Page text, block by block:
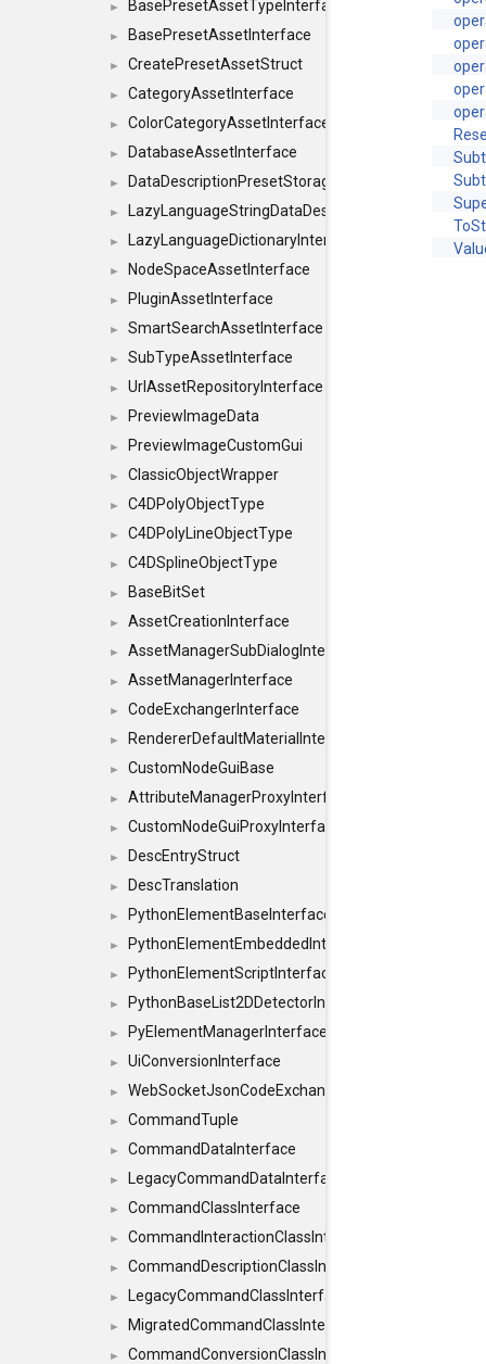
► BasePresetAssetTypeInterface
► BasePresetAssetInterface
► CreatePresetAssetStruct
► CategoryAssetInterface
► ColorCategoryAssetInterface
► DatabaseAssetInterface
► DataDescriptionPresetStorageInterface
►
► LazyLanguageDictionaryInterface
► NodeSpaceAssetInterface
► PluginAssetInterface
► SmartSearchAssetInterface
► SubTypeAssetInterface
► UrlAssetRepositoryInterface
► PreviewImageData
► PreviewImageCustomGui
► ClassicObjectWrapper
► C4DPolyObjectType
► C4DPolyLineObjectType
► C4DSplineObjectType
► BaseBitSet
► AssetCreationInterface
► AssetManagerSubDialogInterface
► AssetManagerInterface
► CodeExchangerInterface
► RendererDefaultMaterialInterface
► CustomNodeGuiBase
► AttributeManagerProxyInterface
► CustomNodeGuiProxyInterface
► DescEntryStruct
► DescTranslation
► PythonElementBaseInterface
► PythonElementEmbeddedInterface
► PythonElementScriptInterface
► PythonBaseList2DDetectorInterface
► PyElementManagerInterface
► UiConversionInterface
► WebSocketJsonCodeExchangerInterface
► CommandTuple
► CommandDataInterface
► LegacyCommandDataInterface
► CommandClassInterface
► CommandInteractionClassInterface
► CommandDescriptionClassInterface
► LegacyCommandClassInterface
► MigratedCommandClassInterface
► CommandConversionClassInterface